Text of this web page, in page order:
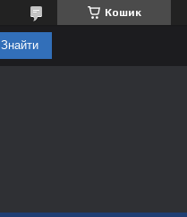
Кошик
Знайти